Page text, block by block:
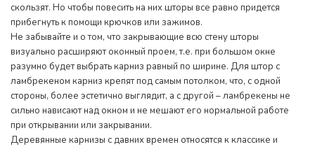
скользят. Но чтобы повесить на них шторы все равно придется
прибегнуть к помощи крючков или зажимов.
Не забывайте и о том, что закрывающие всю стену шторы
визуально расширяют оконный проем, т.е. при большом окне
разумно будет выбрать карниз равный по ширине. Для штор с
ламбрекеном карниз крепят под самым потолком, что, с одной
стороны, более эстетично выглядит, а с другой – ламбрекены не
сильно нависают над окном и не мешают его нормальной работе
при открывании или закрывании.
Деревянные карнизы с давних времен относятся к классике и